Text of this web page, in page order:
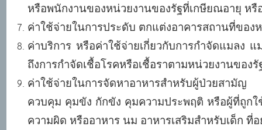
หรือพนักงานของหน่วยงานของรัฐที่เกษียณอายุ หรื
ค่าใช้จ่ายในการประดับ ตกแต่งอาคารสถานที่ของ
ค่าบริการ หรือค่าใช้จ่ายเกี่ยวกับการกำจัดแมลง
ถึงการกำจัดเชื้อโรคหรือเชื้อราตามหน่วยงานของ
ค่าใช้จ่ายในการจัดหาอาหารสำหรับผู้ป่วยสามั
ควบคุม คุมขัง กักขัง คุมความประพฤติ หรือผู้ที่ถูกใ
ความผิด หรืออาหาร นม อาหารเสริมสำหรับเด็ก ที่